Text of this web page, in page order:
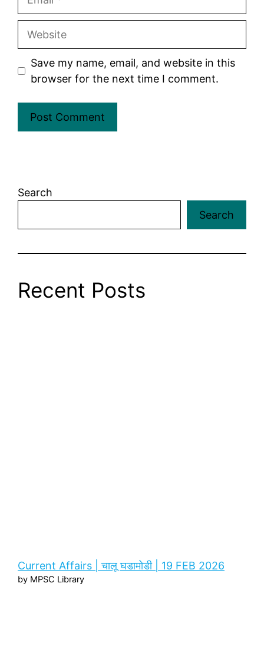
Website
Save my name, email, and website in this
browser for the next time I comment.
Search
Search
Recent Posts
Current Affairs | चालू घडामोडी | 19 FEB 2026
by MPSC Library